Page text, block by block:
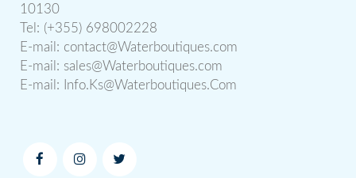
10130
Tel: (+355) 698002228
E-mail: contact@Waterboutiques.com
E-mail: sales@Waterboutiques.com
E-mail:
Info.Ks@Waterboutiques.Com